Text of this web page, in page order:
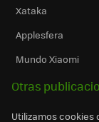
Xataka
Applesfera
Mundo Xiaomi
Otras
Utilizamos